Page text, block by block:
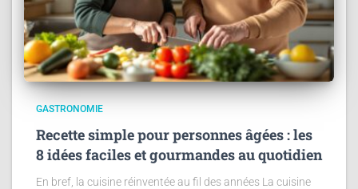
GASTRONOMIE
Recette simple pour personnes âgées : les
8 idées faciles et gourmandes au quotidien
En bref, la cuisine réinventée au fil des années La cuisine